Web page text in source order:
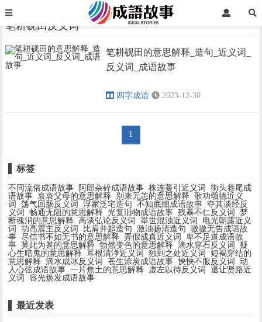
› ›
笔耕砚田反义词
笔耕砚田反义词
笔耕砚田的意思解释_造句_近义词_
反义词_成语故事
四字成语 2023-12-30
1
标签
不同流俗成语故事 阿郎杂碎成语故事 株连蔓引近义词
街头巷尾成
语故事 哀哀父母的意思解释 别来无恙的意思解释
歌功颂德近义
词
荡气回肠反义词 浮家泛宅造句 不知底细成语故事 夺其谈经反
义词
畅通无阻的意思解释 光复旧物成语故事 残暴不仁反义词
梦
断魂消的意思解释
高谈弘论反义词 举世混浊近义词
电光朝露近义
词
功高震主反义词 比肩并起造句 激浊扬清造句
嗷嗷无告成语故
事 尽信书不如无书的意思解释 弄假成真近义词
卑不足道成语故
事 莫此为甚的意思解释 勃然变色的意思解释 滴水穿石反义词
疑
心生暗鬼的意思解释
耳根清浄近义词 独到之处近义词
短褐穿结的
意思解释
滴水成冰反义词 苍生涂炭成语故事 怏怏不服反义词
动
人心弦成语故事 一片焦土的意思解释 虚左以待反义词
退让贤路近
义词
容光焕发成语故事
最近发表